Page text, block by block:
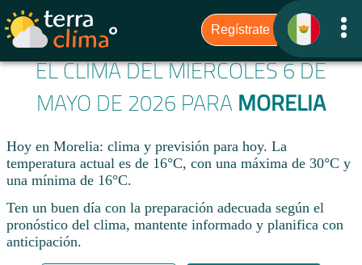
EL CLIMA DEL MIÉRCOLES 6 DE
MAYO DE 2026 PARA MORELIA
Hoy en Morelia: clima y previsión para hoy. La
temperatura actual es de 16°C, con una máxima de 30°C y
una mínima de 16°C.​
Ten un buen día con la preparación adecuada según el
pronóstico del clima, mantente informado y planifica con
anticipación.​